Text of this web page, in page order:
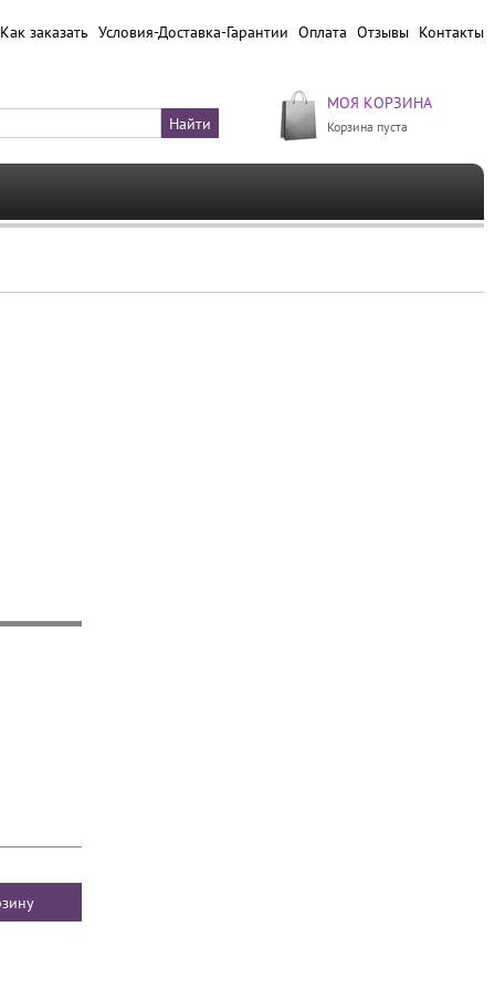
Как заказать Условия-Доставка-Гарантии Оплата Отзывы Контакты
МОЯ КОРЗИНА
Корзина пуста